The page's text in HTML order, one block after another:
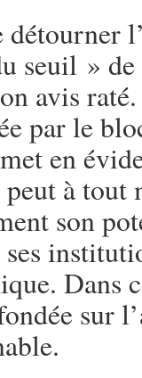
seuil »
avis
par le
en
à tout
son
Dans
sur